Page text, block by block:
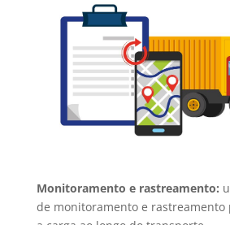
Monitoramento e rastreamento:
de monitoramento e rastreamento